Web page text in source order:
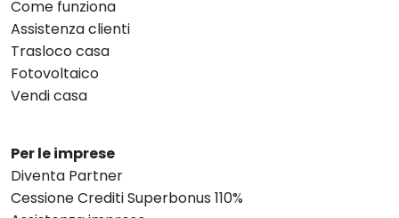
Come funziona
Assistenza clienti
Trasloco casa
Fotovoltaico
Vendi casa
Per le imprese
Diventa Partner
Cessione Crediti Superbonus 110%